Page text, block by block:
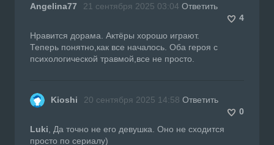
Angelina77 21 сентября 2025 03:04 Ответить
4
Нравится дорама. Актёры хорошо играют.
Теперь понятно,как все началось. Оба героя с
психологической травмой,все не просто.
Kioshi 20 сентября 2025 14:58 Ответить
0
Luki , Да точно не его девушка. Оно не сходится
просто по сериалу)